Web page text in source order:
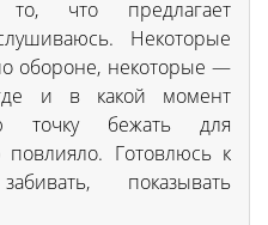
то, что предлагает
Некоторые
обороне, некоторые —
и в какой момент
точку бежать для
Готовлюсь к
показывать